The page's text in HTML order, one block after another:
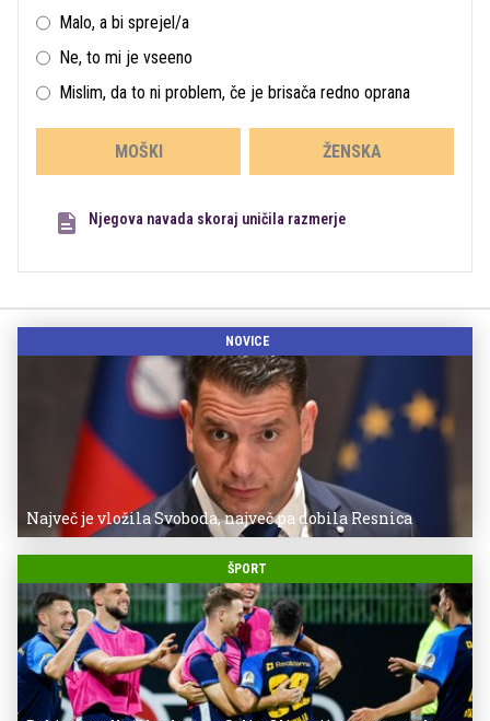
Malo, a bi sprejel/a
Ne, to mi je vseeno
Mislim, da to ni problem, če je brisača redno oprana
MOŠKI ŽENSKA
Njegova navada skoraj uničila razmerje
NOVICE
Največ je vložila Svoboda, največ pa dobila Resnica
ŠPORT